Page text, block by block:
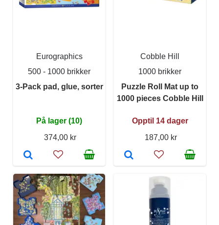
Eurographics
500 - 1000 brikker
3-Pack pad, glue, sorter
På lager (10)
374,00 kr
Cobble Hill
1000 brikker
Puzzle Roll Mat up to
1000 pieces Cobble Hill
Opptil 14 dager
187,00 kr